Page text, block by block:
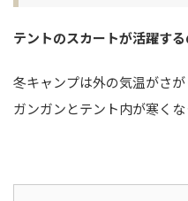
テントのスカートが活躍す
冬キャンプは外の気温がさ
ガンガンとテント内が寒くな